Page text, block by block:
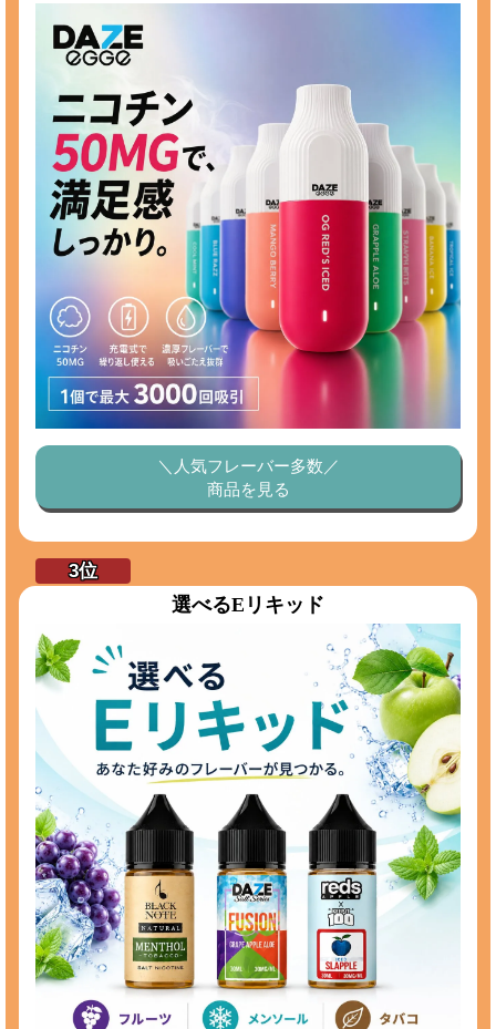
＼人気フレーバー多数／
商品を見る
選べるEリキッド